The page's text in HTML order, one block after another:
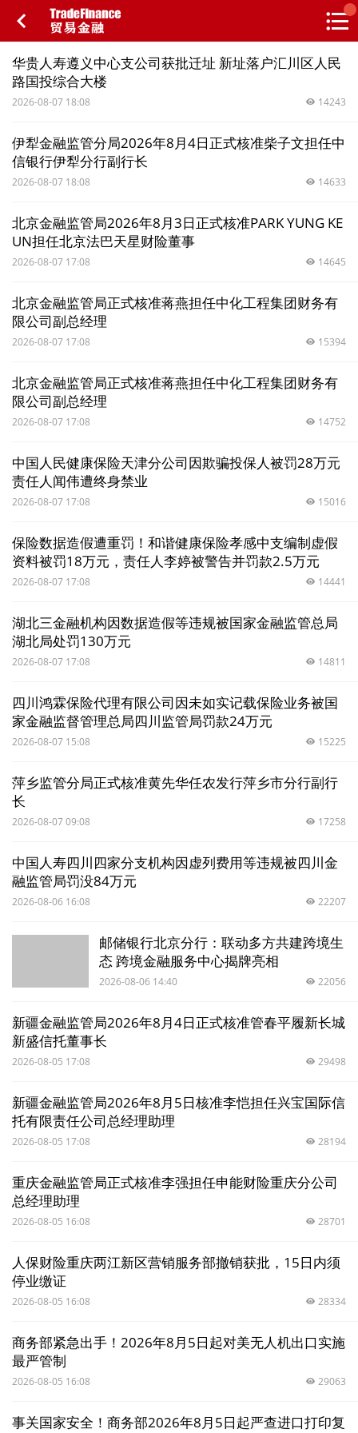
华贵人寿遵义中心支公司获批迁址 新址落户汇川区人民
路国投综合大楼
2026-08-07 18:08 14243
伊犁金融监管分局2026年8月4日正式核准柴子文担任中
信银行伊犁分行副行长
2026-08-07 18:08 14633
北京金融监管局2026年8月3日正式核准PARK YUNG KE
UN担任北京法巴天星财险董事
2026-08-07 17:08 14645
北京金融监管局正式核准蒋燕担任中化工程集团财务有
限公司副总经理
2026-08-07 17:08 15394
北京金融监管局正式核准蒋燕担任中化工程集团财务有
限公司副总经理
2026-08-07 17:08 14752
中国人民健康保险天津分公司因欺骗投保人被罚28万元
责任人闻伟遭终身禁业
2026-08-07 17:08 15016
保险数据造假遭重罚！和谐健康保险孝感中支编制虚假
资料被罚18万元，责任人李婷被警告并罚款2.5万元
2026-08-07 17:08 14441
湖北三金融机构因数据造假等违规被国家金融监管总局
湖北局处罚130万元
2026-08-07 17:08 14811
四川鸿霖保险代理有限公司因未如实记载保险业务被国
家金融监督管理总局四川监管局罚款24万元
2026-08-07 15:08 15225
萍乡监管分局正式核准黄先华任农发行萍乡市分行副行
长
2026-08-07 09:08 17258
中国人寿四川四家分支机构因虚列费用等违规被四川金
融监管局罚没84万元
2026-08-06 16:08 22207
邮储银行北京分行：联动多方共建跨境生
态 跨境金融服务中心揭牌亮相
2026-08-06 14:40 22056
新疆金融监管局2026年8月4日正式核准管春平履新长城
新盛信托董事长
2026-08-05 17:08 29498
新疆金融监管局2026年8月5日核准李恺担任兴宝国际信
托有限责任公司总经理助理
2026-08-05 17:08 28194
重庆金融监管局正式核准李强担任申能财险重庆分公司
总经理助理
2026-08-05 16:08 28701
人保财险重庆两江新区营销服务部撤销获批，15日内须
停业缴证
2026-08-05 16:08 28334
商务部紧急出手！2026年8月5日起对美无人机出口实施
最严管制
2026-08-05 16:08 29063
事关国家安全！商务部2026年8月5日起严查进口打印复
热
点
栏
目
贸金说图
专家投稿
贸金招聘
贸金微博
贸金书店
福费廷二级市场
贸金投融
活动
研习社
我的
贸金书城
贸金公众号